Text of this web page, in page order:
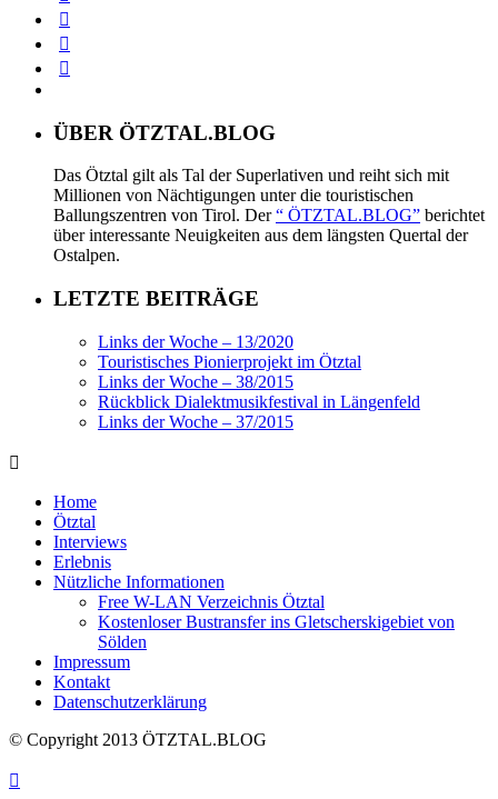
ÜBER ÖTZTAL.BLOG
Das Ötztal gilt als Tal der Superlativen und reiht sich mit
Millionen von Nächtigungen unter die touristischen
Ballungszentren von Tirol. Der“ ÖTZTAL.BLOG” berichtet
über interessante Neuigkeiten aus dem längsten Quertal der
Ostalpen.
LETZTE BEITRÄGE
Links der Woche – 13/2020
Touristisches Pionierprojekt im Ötztal
Links der Woche – 38/2015
Rückblick Dialektmusikfestival in Längenfeld
Links der Woche – 37/2015
Home
Ötztal
Interviews
Erlebnis
Nützliche Informationen
Free W-LAN Verzeichnis Ötztal
Kostenloser Bustransfer ins Gletscherskigebiet von
Sölden
Impressum
Kontakt
Datenschutzerklärung
© Copyright 2013 ÖTZTAL.BLOG